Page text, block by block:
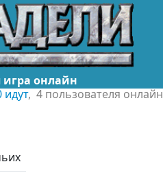
идут, 4 пользователя онлайн
игра онлайн